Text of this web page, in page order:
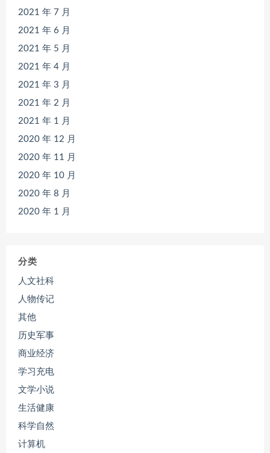
2021 年 7 月
2021 年 6 月
2021 年 5 月
2021 年 4 月
2021 年 3 月
2021 年 2 月
2021 年 1 月
2020 年 12 月
2020 年 11 月
2020 年 10 月
2020 年 8 月
2020 年 1 月
分类
人文社科
人物传记
其他
历史军事
商业经济
学习充电
文学小说
生活健康
科学自然
计算机